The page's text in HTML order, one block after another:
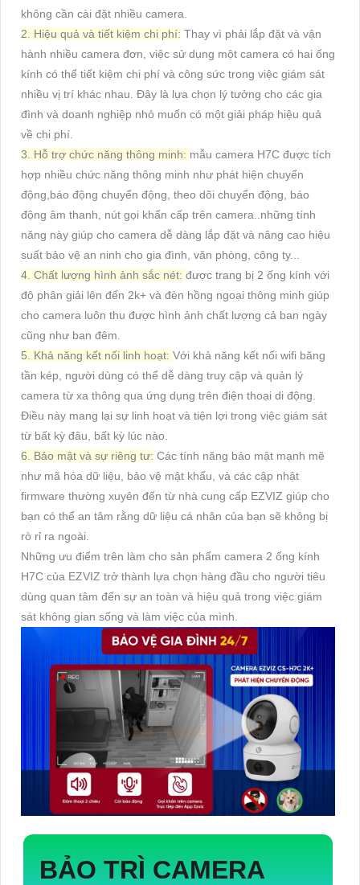
không cần cài đặt nhiều camera.
2. Hiệu quả và tiết kiệm chi phí: Thay vì phải lắp đặt và vận
hành nhiều camera đơn, việc sử dụng một camera có hai ống
kính có thể tiết kiệm chi phí và công sức trong việc giám sát
nhiều vị trí khác nhau. Đây là lựa chọn lý tưởng cho các gia
đình và doanh nghiệp nhỏ muốn có một giải pháp hiệu quả
về chi phí.
3. Hỗ trợ chức năng thông minh: mẫu camera H7C được tích
hợp nhiều chức năng thông minh như phát hiện chuyển
động,báo động chuyển động, theo dõi chuyển động, báo
động âm thanh, nút gọi khẩn cấp trên camera..những tính
năng này giúp cho camera dễ dàng lắp đặt và nâng cao hiệu
suất bảo vệ an ninh cho gia đình, văn phòng, công ty...
4. Chất lượng hình ảnh sắc nét: được trang bị 2 ống kính với
độ phân giải lên đến 2k+ và đèn hồng ngoại thông minh giúp
cho camera luôn thu được hình ảnh chất lượng cả ban ngày
cũng như ban đêm.
5. Khả năng kết nối linh hoạt: Với khả năng kết nối wifi băng
tần kép, người dùng có thể dễ dàng truy cập và quản lý
camera từ xa thông qua ứng dụng trên điện thoại di động.
Điều này mang lại sự linh hoạt và tiện lợi trong việc giám sát
từ bất kỳ đâu, bất kỳ lúc nào.
6. Bảo mật và sự riêng tư: Các tính năng bảo mật mạnh mẽ
như mã hóa dữ liệu, bảo vệ mật khẩu, và các cập nhật
firmware thường xuyên đến từ nhà cung cấp EZVIZ giúp cho
bạn có thể an tâm rằng dữ liệu cá nhân của bạn sẽ không bị
rò rỉ ra ngoài.
Những ưu điểm trên làm cho sản phẩm camera 2 ống kính
H7C của EZVIZ trở thành lựa chọn hàng đầu cho người tiêu
dùng quan tâm đến sự an toàn và hiệu quả trong việc giám
sát không gian sống và làm việc của mình.
BẢO TRÌ CAMERA